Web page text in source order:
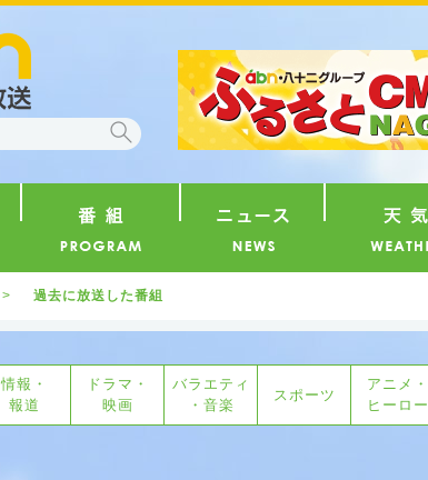
検索
過去に放送した番組
情報・
報道
ドラマ・
映画
バラエティ
・音楽
スポーツ
アニメ・
ヒーロー